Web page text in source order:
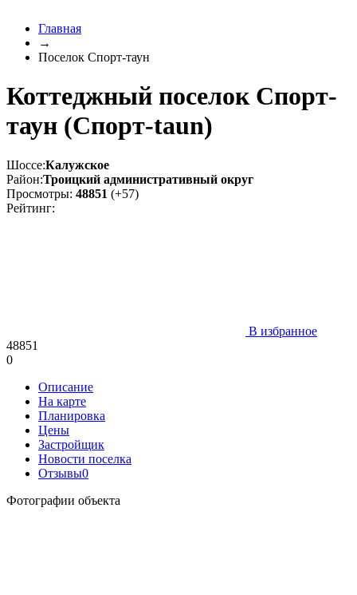
Главная
→
Поселок Спорт-таун
Коттеджный поселок Спорт-
таун (Спорт-taun)
Шоссе:Калужское
Район:Троицкий административный округ
Просмотры: 48851 (+57)
Рейтинг:
В избранное
48851
0
Описание
На карте
Планировка
Цены
Застройщик
Новости поселка
Отзывы0
Фотографии объекта